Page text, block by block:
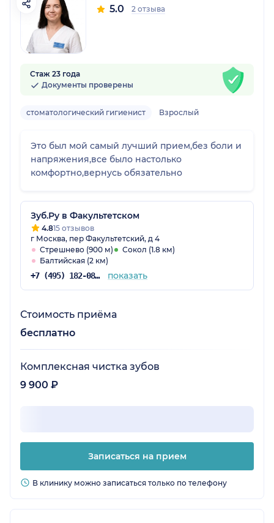
5.0 2 отзыва
Стаж 23 года
Документы проверены
стоматологический гигиенист Взрослый
Это был мой самый лучший прием,без боли и
напряжения,все было настолько
комфортно,вернусь обязательно
Зуб.Ру в Факультетском
4.815 отзывов
г Москва, пер Факультетский, д 4
Стрешнево (900 м)
Сокол (1.8 км)
Балтийская (2 км)
+7 (495) 182-08-75 показать
Стоимость приёма
бесплатно
Комплексная чистка зубов
9 900 ₽
Записаться на прием
В клинику можно записаться только по телефону